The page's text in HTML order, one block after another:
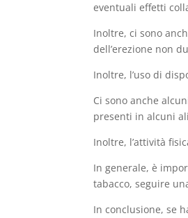
eventuali effetti
Inoltre, ci sono
dell’erezione non
Inoltre, l’uso di
Ci sono anche
presenti in alcuni
Inoltre, l’attività
In generale, è
tabacco, seguire
In conclusione, se